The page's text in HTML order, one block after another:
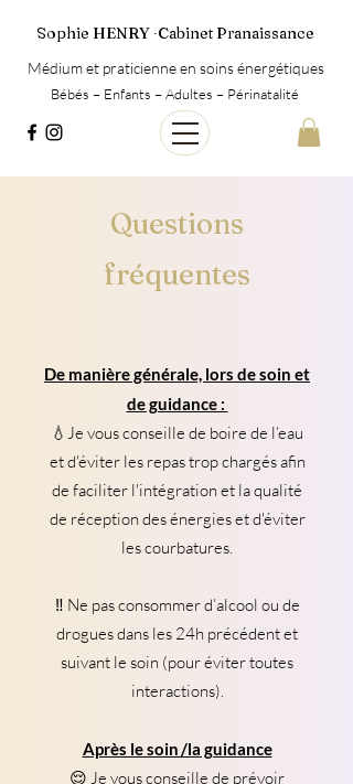
Sophie HENRY ∙Cabinet Pranaissance
Médium et praticienne en soins énergétiques
Bébés – Enfants – Adultes – Périnatalité
Questions
fréquentes
De manière générale, lors de soin et
de guidance :
💧Je vous conseille de boire de l’eau
et d'éviter les repas trop chargés afin
de faciliter l'intégration et la qualité
de réception des énergies et d'éviter
les courbatures.
‼️ Ne pas consommer d’alcool ou de
drogues dans les 24h précédent et
suivant le soin (pour éviter toutes
interactions).
Après le soin /la guidance
😌 Je vous conseille de prévoir